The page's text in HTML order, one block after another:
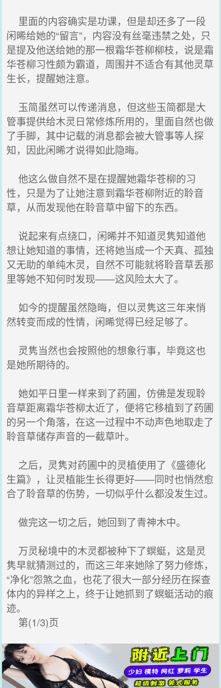
里面的内容确实是功课，但是却还多了一段
闲晞给她的“留言”，内容没有丝毫违禁之处，只
是提及他送给她的那一根霜华苍柳柳枝，说是霜
华苍柳习性颇为霸道，周围并不适合有其他灵草
生长，提醒她注意。
玉简虽然可以传递消息，但这些玉简都是大
管事提供给木灵日常修炼所用的，里面自然也做
了手脚，其中记载的消息都会被大管事等人探
知，因此闲晞才说得如此隐晦。
他这么做自然不是在提醒她霜华苍柳的习
性，只是为了让她注意到霜华苍柳附近的聆音
草，从而发现他在聆音草中留下的东西。
说起来有点绕口，闲晞并不知道灵隽知道他
想让她知道的事情，还将她当成一个天真、孤独
又无助的单纯木灵，自然不可能就将聆音草丢那
里等她不知何时发现——这风险太大了。
如今的提醒虽然隐晦，但以灵隽这三年来悄
然转变而成的性情，闲晞觉得已经足够了。
灵隽当然也会按照他的想象行事，毕竟这也
是她所期待的。
她如平日里一样来到了药圃，仿佛是发现聆
音草距离霜华苍柳太近了，便将它移植到了药圃
的另一个角落，在这一过程中不动声色地取走了
聆音草储存声音的一截草叶。
之后，灵隽对药圃中的灵植使用了《盛德化
生篇》，让灵植能生长得更好——同时也悄然愈
合了聆音草的伤势，一切似乎什么都没发生过。
做完这一切之后，她回到了青神木中。
万灵秘境中的木灵都被种下了螟蜓，这是灵
隽早就猜测过的，而这三年来她除了努力修炼，
“净化”怨煞之血，也花了很大一部分经历在探查
体内的异样之上，终于让她抓到了螟蜓活动的痕
迹。
第(1/3)页